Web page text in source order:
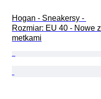
Hogan - Sneakersy -
Rozmiar: EU 40 - Nowe z
metkami